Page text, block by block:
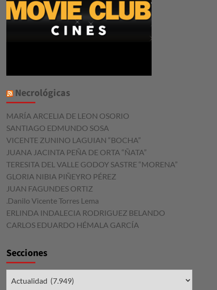
Necrológicas
MARÍA ARCELIA DE LEON OSORIO
SANTIAGO EDMUNDO SOSA
VICENTE ZUNINO LAGUIAN “BOCHA”
JUANA JACINTA PEÑA DE ORTA “ÑATA”
TERESITA DEL VALLE GODOY SASTRE “MORENA”
GLORIA NIBIA PIÑEYRO PÉREZ
JUAN FAGUNDES ORTIZ
.Danilo Vicente Torres Lema
ERLINDA INDALECIA RODRIGUEZ BELANDO
CARLOS EDUARDO HÉMALA GARCÍA
Secciones